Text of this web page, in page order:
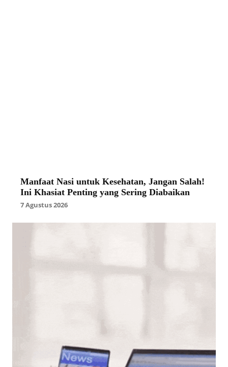
Manfaat Nasi untuk Kesehatan, Jangan Salah!
Ini Khasiat Penting yang Sering Diabaikan
7 Agustus 2026